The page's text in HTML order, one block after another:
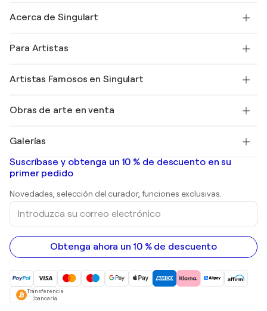
Envío
Ofrecer una tarjeta regalo
Unirse a nuestro programa comercial
Mi cuenta
Protección al comprador
+34 911 23 97 81
Acerca de Singulart
faq
Revista Singulart
Empleos
Descubre arte original seleccionado
Para Artistas
Inicie sesión como Artista
Artistas Famosos en Singulart
Marc Chagall
Banksy
Mr. Brainwash
Shepard Fairey
Obras de arte en venta
Pinturas abstractas en venta
pinturas de paisajes
Huellas dactilares
pinturas acrílicas
Galerías
Galerías de arte en España
Suscríbase y obtenga un 10 % de descuento en su
primer pedido
Novedades, selección del curador, funciones exclusivas.
Introduzca
correo
electrónico
Obtenga ahora un 10 % de descuento
Transferencia
bancaria